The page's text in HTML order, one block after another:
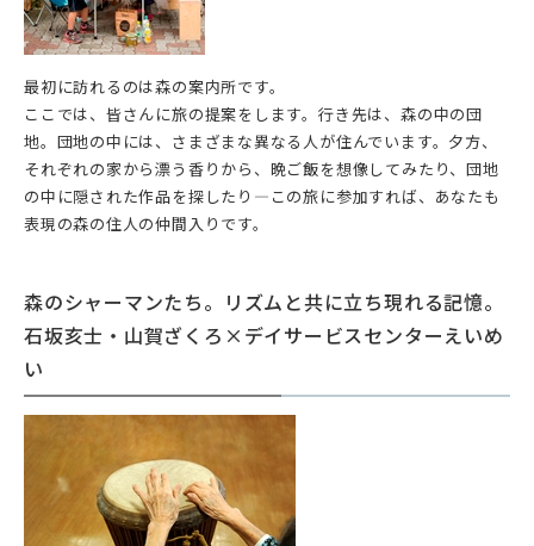
最初に訪れるのは森の案内所です。
ここでは、皆さんに旅の提案をします。行き先は、森の中の団
地。団地の中には、さまざまな異なる人が住んでいます。夕方、
それぞれの家から漂う香りから、晩ご飯を想像してみたり、団地
の中に隠された作品を探したり―この旅に参加すれば、あなたも
表現の森の住人の仲間入りです。
森のシャーマンたち。リズムと共に立ち現れる記憶。
石坂亥士・山賀ざくろ×デイサービスセンターえいめ
い